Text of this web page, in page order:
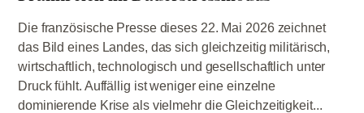
Die französische Presse dieses 22. Mai 2026 zeichnet
das Bild eines Landes, das sich gleichzeitig militärisch,
wirtschaftlich, technologisch und gesellschaftlich unter
Druck fühlt. Auffällig ist weniger eine einzelne
dominierende Krise als vielmehr die Gleichzeitigkeit...